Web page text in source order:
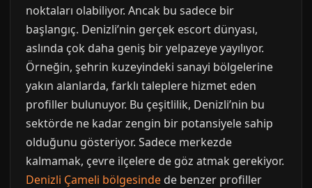
noktaları olabiliyor. Ancak bu sadece bir
başlangıç. Denizli’nin gerçek escort dünyası,
aslında çok daha geniş bir yelpazeye yayılıyor.
Örneğin, şehrin kuzeyindeki sanayi bölgelerine
yakın alanlarda, farklı taleplere hizmet eden
profiller bulunuyor. Bu çeşitlilik, Denizli’nin bu
sektörde ne kadar zengin bir potansiyele sahip
olduğunu gösteriyor. Sadece merkezde
kalmamak, çevre ilçelere de göz atmak gerekiyor.
Denizli Çameli bölgesinde de benzer profiller